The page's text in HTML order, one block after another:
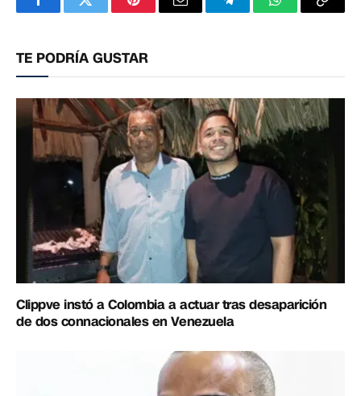
FacebookTwitterPinterestCorreoTelegramWhatsApp
TE PODRÍA GUSTAR
Clippve instó a Colombia a actuar tras desaparición
de dos connacionales en Venezuela